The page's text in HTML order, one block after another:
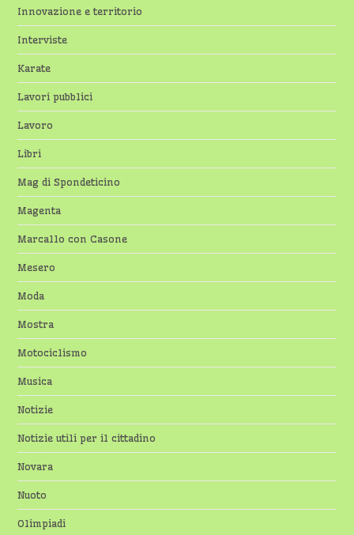
Innovazione e territorio
Interviste
Karate
Lavori pubblici
Lavoro
Libri
Mag di Spondeticino
Magenta
Marcallo con Casone
Mesero
Moda
Mostra
Motociclismo
Musica
Notizie
Notizie utili per il cittadino
Novara
Nuoto
Olimpiadi